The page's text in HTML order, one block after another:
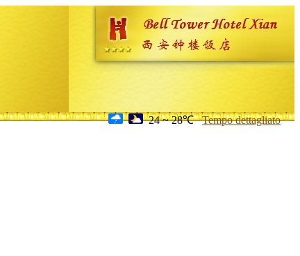
24 ~ 28℃ Tempo dettagliato